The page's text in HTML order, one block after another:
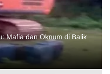
Mafia dan Oknum di Balik